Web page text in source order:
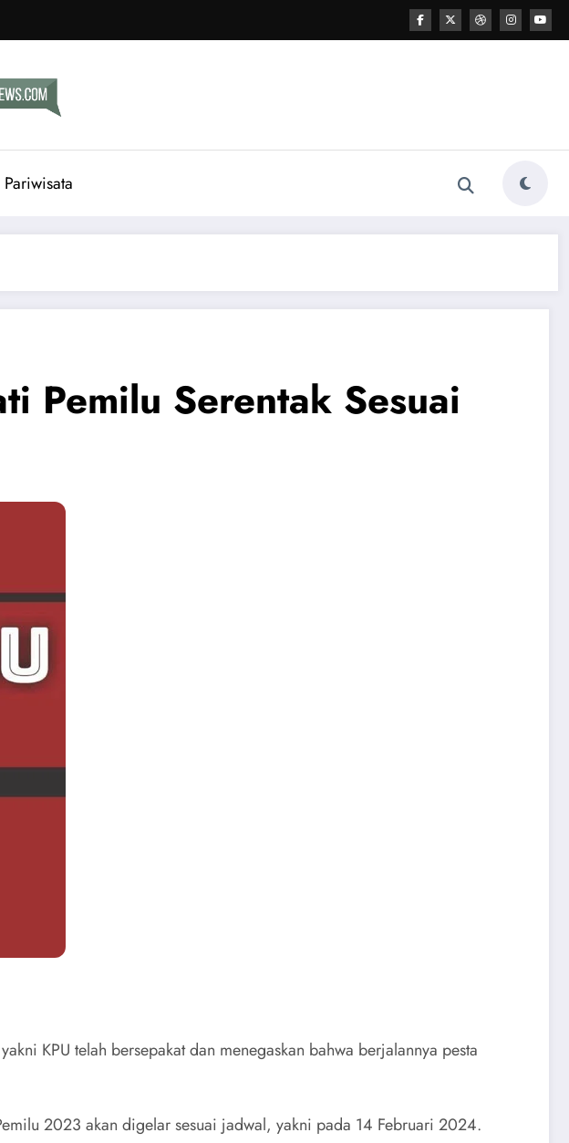
Pariwisata
Pemilu Serentak Sesuai
KPU telah bersepakat dan menegaskan bahwa berjalannya pesta
2023 akan digelar sesuai jadwal, yakni pada 14 Februari 2024.